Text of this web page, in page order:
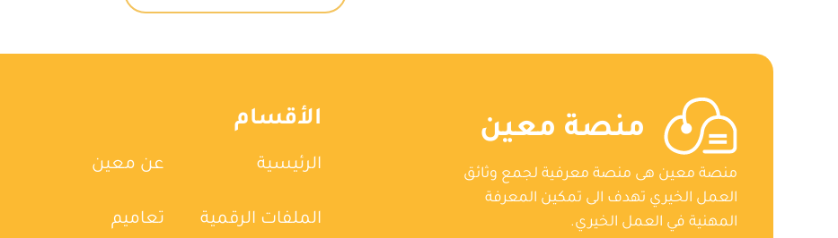
منصة معين
منصة معين هى منصة معرفية لجمع وثائق
العمل الخيري تهدف الى تمكين المعرفة
المهنية في العمل الخيري.
الأقسام
الرئيسية عن معين
الملفات الرقمية تعاميم